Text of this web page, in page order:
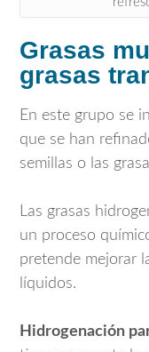
Grasas
grasas
En este grupo se
que se han
semillas o las
Las grasas
un proceso
pretende mejorar
líquidos.
Hidrogenación